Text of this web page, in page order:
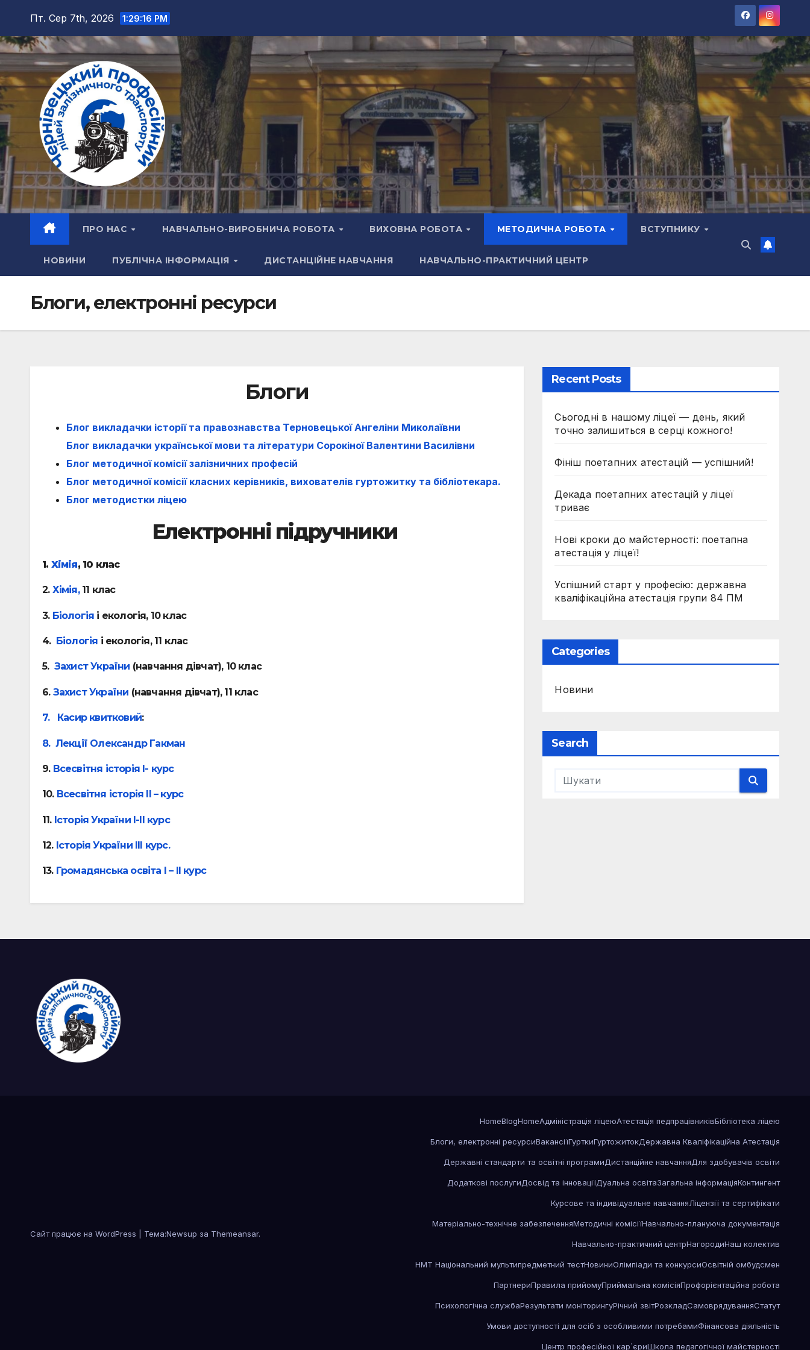
вмісту
Пт. Сер 7th, 2026 1:29:16 PM
ПРО НАС НАВЧАЛЬНО-ВИРОБНИЧА РОБОТА ВИХОВНА РОБОТА МЕТОДИЧНА РОБОТА ВСТУПНИКУ
НОВИНИ ПУБЛІЧНА ІНФОРМАЦІЯ ДИСТАНЦІЙНЕ НАВЧАННЯ НАВЧАЛЬНО-ПРАКТИЧНИЙ ЦЕНТР
Блоги, електронні ресурси
Блоги
Блог викладачки історії та правознавства Терновецької Ангеліни Миколаївни
Блог викладачки української мови та літератури Сорокіної Валентини Василівни
Блог методичної комісії залізничних професій
Блог методичної комісії класних керівників, вихователів гуртожитку та бібліотекара.
Блог методистки ліцею
Електронні підручники
1. Хімія, 10 клас
2. Хімія,11 клас
3. Біологія і екологія, 10 клас
4. Біологія і екологія, 11 клас
5. Захист України (навчання дівчат), 10 клас
6. Захист України (навчання дівчат), 11 клас
7. Касир квитковий:
8. Лекції Олександр Гакман
9. Всесвітня історія І- курс
10. Всесвітня історія ІІ – курс
11. Історія України І-ІІ курс
12. Історія України ІІІ курс.
13. Громадянська освіта І – ІІ курс
Recent Posts
Сьогодні в нашому ліцеї — день, який
точно залишиться в серці кожного!
Фініш поетапних атестацій — успішний!
Декада поетапних атестацій у ліцеї
триває
Нові кроки до майстерності: поетапна
атестація у ліцеї!
Успішний старт у професію: державна
кваліфікаційна атестація групи 84 ПМ
Categories
Новини
Search
Сайт працює на WordPress Тема:Newsup за Themeansar.
HomeBlogHomeАдміністрація ліцеюАтестація педпрацівниківБібліотека ліцею
Блоги, електронні ресурсиВакансіїГурткиГуртожитокДержавна Кваліфікаційна Атестація
Державні стандарти та освітні програмиДистанційне навчанняДля здобувачів освіти
Додаткові послугиДосвід та інноваціїДуальна освітаЗагальна інформаціяКонтингент
Курсове та індивідуальне навчанняЛіцензії та сертифікати
Матеріально-технічне забезпеченняМетодичні комісіїНавчально-плануюча документація
Навчально-практичний центрНагородиНаш колектив
НМТ Національний мультипредметний тестНовиниОлімпіади та конкурсиОсвітній омбудсмен
ПартнериПравила прийомуПриймальна комісіяПрофорієнтаційна робота
Психологічна службаРезультати моніторингуРічний звітРозкладСамоврядуванняСтатут
Умови доступності для осіб з особливими потребамиФінансова діяльність
Центр професійної кар`єриШкола педагогічної майстерності